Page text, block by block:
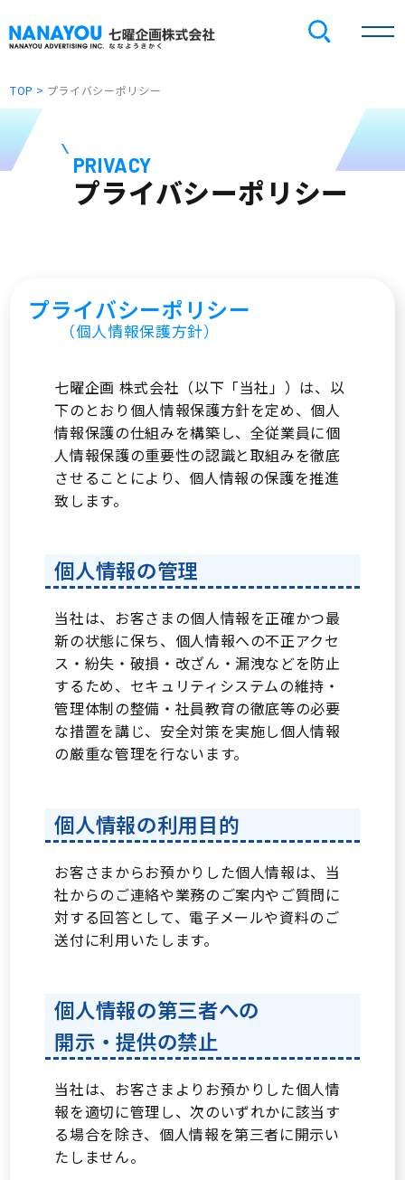
ニュース 会社概要
TOP プライバシーポリシー
PRIVACY
プライバシーポリシー
プライバシーポリシー
（個人情報保護方針）
七曜企画 株式会社（以下「当社」）は、以
下のとおり個人情報保護方針を定め、個人
情報保護の仕組みを構築し、全従業員に個
人情報保護の重要性の認識と取組みを徹底
させることにより、個人情報の保護を推進
致します。
個人情報の管理
当社は、お客さまの個人情報を正確かつ最
新の状態に保ち、個人情報への不正アクセ
ス・紛失・破損・改ざん・漏洩などを防止
するため、セキュリティシステムの維持・
管理体制の整備・社員教育の徹底等の必要
な措置を講じ、安全対策を実施し個人情報
の厳重な管理を行ないます。
個人情報の利用目的
お客さまからお預かりした個人情報は、当
社からのご連絡や業務のご案内やご質問に
対する回答として、電子メールや資料のご
送付に利用いたします。
個人情報の第三者への
開示・提供の禁止
当社は、お客さまよりお預かりした個人情
報を適切に管理し、次のいずれかに該当す
る場合を除き、個人情報を第三者に開示い
たしません。